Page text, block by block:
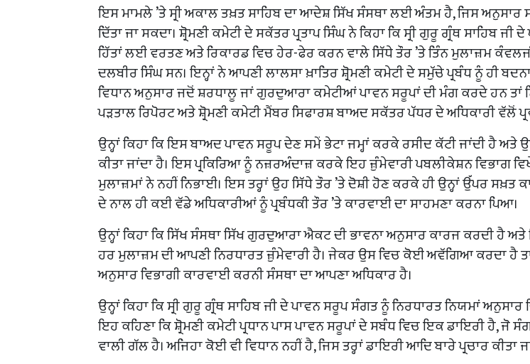
ਇਸ ਮਾਮਲੇ ’ਤੇ ਸ੍ਰੀ ਅਕਾਲ ਤਖ਼ਤ ਸਾਹਿਬ ਦਾ ਆਦੇਸ਼ ਸਿੱਖ ਸੰਸਥਾ ਲਈ ਅੰਤਮ ਹੈ, ਜਿਸ
ਦਿੱਤਾ ਜਾ ਸਕਦਾ। ਸ਼੍ਰੋਮਣੀ ਕਮੇਟੀ ਦੇ ਸਕੱਤਰ ਪ੍ਰਤਾਪ ਸਿੰਘ ਨੇ ਕਿਹਾ ਕਿ ਸ੍ਰੀ ਗੁਰੂ ਗ੍ਰੰਥ ਸਾਹਿਬ ਜੀ
ਹਿੱਤਾਂ ਲਈ ਵਰਤਣ ਅਤੇ ਰਿਕਾਰਡ ਵਿਚ ਹੇਰ-ਫੇਰ ਕਰਨ ਵਾਲੇ ਸਿੱਧੇ ਤੌਰ ’ਤੇ ਤਿੰਨ ਮੁਲਾਜ਼ਮ
ਦਲਬੀਰ ਸਿੰਘ ਸਨ। ਇਨ੍ਹਾਂ ਨੇ ਆਪਣੀ ਲਾਲਸਾ ਖ਼ਾਤਿਰ ਸ਼੍ਰੋਮਣੀ ਕਮੇਟੀ ਦੇ ਸਮੁੱਚੇ ਪ੍ਰਬੰਧ ਨੂੰ ਹੀ
ਵਿਧਾਨ ਅਨੁਸਾਰ ਜਦੋਂ ਸ਼ਰਧਾਲੂ ਜਾਂ ਗੁਰਦੁਆਰਾ ਕਮੇਟੀਆਂ ਪਾਵਨ ਸਰੂਪਾਂ ਦੀ ਮੰਗ ਕਰਦੇ ਹਨ ਤਾਂ
ਪੜਤਾਲ ਰਿਪੋਰਟ ਅਤੇ ਸ਼੍ਰੋਮਣੀ ਕਮੇਟੀ ਮੈਂਬਰ ਸਿਫਾਰਸ਼ ਬਾਅਦ ਸਕੱਤਰ ਪੱਧਰ ਦੇ ਅਧਿਕਾਰੀ ਵੱਲੋਂ
ਉਨ੍ਹਾਂ ਕਿਹਾ ਕਿ ਇਸ ਬਾਅਦ ਪਾਵਨ ਸਰੂਪ ਦੇਣ ਸਮੇਂ ਭੇਟਾ ਜਮ੍ਹਾਂ ਕਰਕੇ ਰਸੀਦ ਕੱਟੀ ਜਾਂਦੀ ਹੈ ਅਤੇ
ਕੀਤਾ ਜਾਂਦਾ ਹੈ। ਇਸ ਪ੍ਰਕਿਰਿਆ ਨੂੰ ਨਜ਼ਰਅੰਦਾਜ਼ ਕਰਕੇ ਇਹ ਜ਼ੁੰਮੇਵਾਰੀ ਪਬਲੀਕੇਸ਼ਨ ਵਿਭਾਗ
ਮੁਲਾਜ਼ਮਾਂ ਨੇ ਨਹੀਂ ਨਿਭਾਈ। ਇਸ ਤਰ੍ਹਾਂ ਉਹ ਸਿੱਧੇ ਤੌਰ ’ਤੇ ਦੋਸ਼ੀ ਹੋਣ ਕਰਕੇ ਹੀ ਉਨ੍ਹਾਂ ਉੱਪਰ
ਦੇ ਨਾਲ ਹੀ ਕਈ ਵੱਡੇ ਅਧਿਕਾਰੀਆਂ ਨੂੰ ਪ੍ਰਬੰਧਕੀ ਤੌਰ ’ਤੇ ਕਾਰਵਾਈ ਦਾ ਸਾਹਮਣਾ ਕਰਨਾ ਪਿਆ।
ਉਨ੍ਹਾਂ ਕਿਹਾ ਕਿ ਸਿੱਖ ਸੰਸਥਾ ਸਿੱਖ ਗੁਰਦੁਆਰਾ ਐਕਟ ਦੀ ਭਾਵਨਾ ਅਨੁਸਾਰ ਕਾਰਜ ਕਰਦੀ ਹੈ
ਹਰ ਮੁਲਾਜ਼ਮ ਦੀ ਆਪਣੀ ਨਿਰਧਾਰਤ ਜ਼ੁੰਮੇਵਾਰੀ ਹੈ। ਜੇਕਰ ਉਸ ਵਿਚ ਕੋਈ ਅਵੱਗਿਆ ਕਰਦਾ ਹੈ
ਅਨੁਸਾਰ ਵਿਭਾਗੀ ਕਾਰਵਾਈ ਕਰਨੀ ਸੰਸਥਾ ਦਾ ਆਪਣਾ ਅਧਿਕਾਰ ਹੈ।
ਉਨ੍ਹਾਂ ਕਿਹਾ ਕਿ ਸ੍ਰੀ ਗੁਰੂ ਗ੍ਰੰਥ ਸਾਹਿਬ ਜੀ ਦੇ ਪਾਵਨ ਸਰੂਪ ਸੰਗਤ ਨੂੰ ਨਿਰਧਾਰਤ ਨਿਯਮਾਂ
ਇਹ ਕਹਿਣਾ ਕਿ ਸ਼੍ਰੋਮਣੀ ਕਮੇਟੀ ਪ੍ਰਧਾਨ ਪਾਸ ਪਾਵਨ ਸਰੂਪਾਂ ਦੇ ਸਬੰਧ ਵਿਚ ਇਕ ਡਾਇਰੀ ਹੈ, ਜੋ
ਵਾਲੀ ਗੱਲ ਹੈ। ਅਜਿਹਾ ਕੋਈ ਵੀ ਵਿਧਾਨ ਨਹੀਂ ਹੈ, ਜਿਸ ਤਰ੍ਹਾਂ ਡਾਇਰੀ ਆਦਿ ਬਾਰੇ ਪ੍ਰਚਾਰ ਕੀਤਾ